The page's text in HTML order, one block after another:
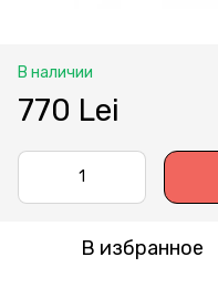
В наличии
770 Lei
В избранное